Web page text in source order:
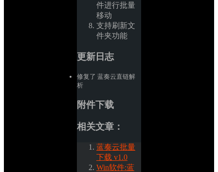
件进行批量
移动
支持刷新文
件夹功能
更新日志
修复了 蓝奏云直链解
析
附件下载
相关文章：
蓝奏云批量
下载 v1.0
Win软件:蓝